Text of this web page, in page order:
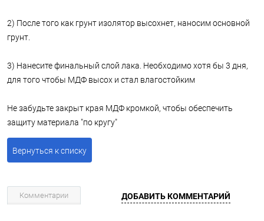
2) После того как грунт изолятор высохнет, наносим основной
грунт.
3) Нанесите финальный слой лака. Необходимо хотя бы 3 дня,
для того чтобы МДФ высох и стал влагостойким
Не забудьте закрыт края МДФ кромкой, чтобы обеспечить
защиту материала "по кругу"
Вернуться к списку
Комментарии ДОБАВИТЬ КОММЕНТАРИЙ